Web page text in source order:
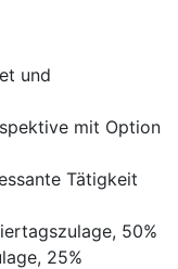
und
mit Option
Tätigkeit
50%
25%